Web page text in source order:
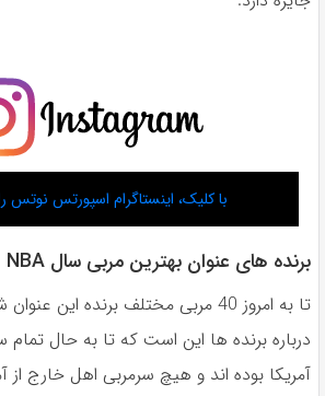
با کلیک، اینستاگرام اسپورتس نوتس
برنده های عنوان بهترین مربی سال NBA
تا به امروز 40 مربی مختلف برنده این
درباره برنده ها این است که تا به حال تمام
آمریکا بوده اند و هیچ سرمربی اهل خارج از